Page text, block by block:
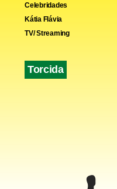
Celebridades
Kátia Flávia
TV/ Streaming
Torcida